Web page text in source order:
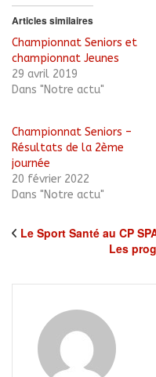
dans
une
nouvelle
fenêtre)
Articles similaires
Championnat Seniors et
championnat Jeunes
29 avril 2019
Dans "Notre actu"
Championnat Seniors –
Résultats de la 2ème
journée
20 février 2022
Dans "Notre actu"
Le Sport Santé au CP
Les